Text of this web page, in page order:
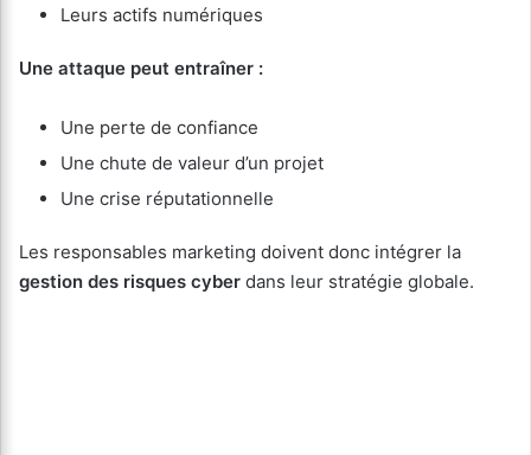
Leurs actifs numériques
Une attaque peut entraîner :
Une perte de confiance
Une chute de valeur d’un projet
Une crise réputationnelle
Les responsables marketing doivent donc intégrer la
gestion des risques cyber dans leur stratégie globale.